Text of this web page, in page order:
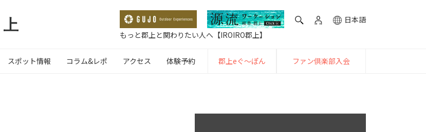
日本語
もっと郡上と関わりたい人へ【IROIRO郡上】
スポット情報 コラム&レポ アクセス 体験予約 郡上eぐ〜ぽん ファン倶楽部入会